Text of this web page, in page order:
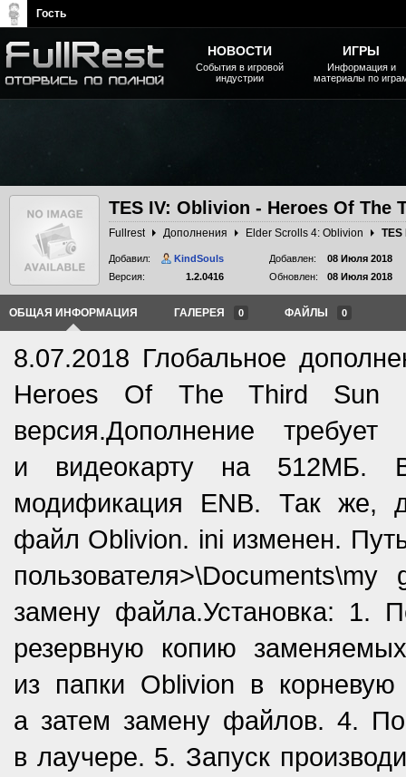
TES IV: Oblivion - Heroes Of The
Fullrest Дополнения Elder Scrolls 4: Oblivion
Добавил:
KindSouls
Версия:
1.2.0416
Добавлен:
08 Июля 2018
Обновлен:
08 Июля 2018
ОБЩАЯ ИНФОРМАЦИЯ ГАЛЕРЕЯ 0 ФАЙЛЫ 0
8.07.2018 Глобальное
Heroes Of The Third Sun
версия.Дополнение
и видеокарту на 512МБ. В
модификация ENB. Так же,
файл Oblivion. ini изменен.
замену файла.Установка: 1.
резервную копию
из папки Oblivion в
а затем замену файлов. 4.
в лаучере. 5. Запуск
НОВОСТИ
События в игровой
индустрии
ИГРЫ
Информация и
материалы по
Гость